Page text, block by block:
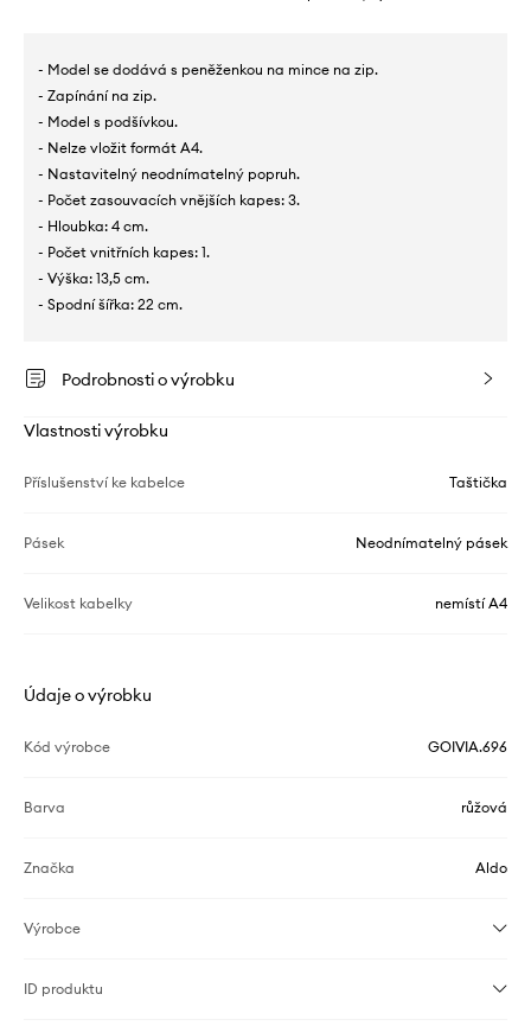
- Model se dodává s peněženkou na mince na zip.
- Zapínání na zip.
- Model s podšívkou.
- Nelze vložit formát A4.
- Nastavitelný neodnímatelný popruh.
- Počet zasouvacích vnějších kapes: 3.
- Hloubka: 4 cm.
- Počet vnitřních kapes: 1.
- Výška: 13,5 cm.
- Spodní šířka: 22 cm.
Podrobnosti o výrobku
Vlastnosti výrobku
Příslušenství ke kabelce Taštička
Pásek Neodnímatelný pásek
Velikost kabelky nemístí A4
Údaje o výrobku
Kód výrobce GOIVIA.696
Barva růžová
Značka Aldo
Výrobce
ID produktu